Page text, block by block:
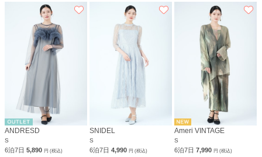
ANDRESD
S
6泊7日 5,890 円 (税込)
SNIDEL
S
6泊7日4,990円 (税込)
Ameri VINTAGE
S
6泊7日7,990円 (税込)